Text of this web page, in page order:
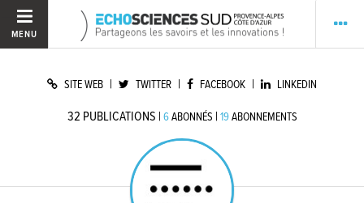
MENU
SITE WEB | TWITTER | FACEBOOK | LINKEDIN
32 PUBLICATIONS | 6ABONNÉS | 19ABONNEMENTS